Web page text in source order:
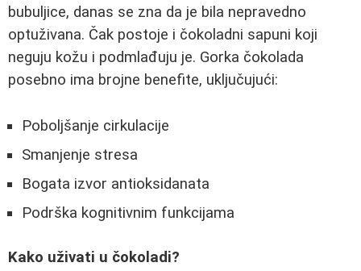
bubuljice, danas se zna da je bila nepravedno
optuživana. Čak postoje i čokoladni sapuni koji
neguju kožu i podmlađuju je. Gorka čokolada
posebno ima brojne benefite, uključujući:
Poboljšanje cirkulacije
Smanjenje stresa
Bogata izvor antioksidanata
Podrška kognitivnim funkcijama
Kako uživati u čokoladi?